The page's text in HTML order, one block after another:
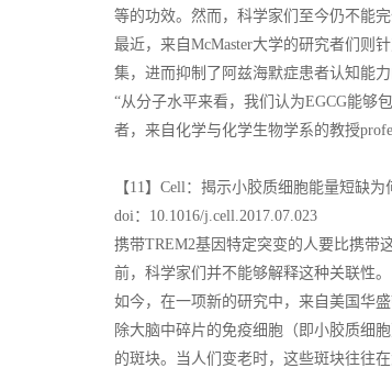
等的功效。然而，科学家们至今仍不能
最近，来自McMaster大学的研究者们则
集，进而抑制了阿兹海默症患者认知能力
“从分子水平来看，我们认为EGCG能够
者，来自化学与化学生物学系的教授
【11】Cell：揭示小胶质细胞能量短缺
doi：10.1016/j.cell.2017.07.023
携带TREM2基因特定突变的人要比携带
前，科学家们并不能够解释这种关联性。
如今，在一项新的研究中，来自美国华
除大脑中碎片的免疫细胞（即小胶质细
的斑块。当人们变老时，这些斑块往往